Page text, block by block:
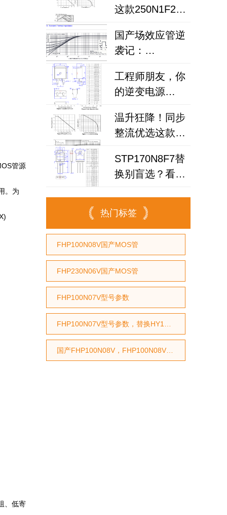
管源
。为
、低寄
这款250N1F2A
师告别英飞凌依
赖
国产场效应管逆
袭记：
攻克车载逆变器
散热难题？
工程师朋友，你
的逆变电源
吗？试试国产
100N08B！
温升狂降！同步
整流优选这款场
管工厂
200N6F3A可替
STP170N8F7替
换别盲选？看懂
心用国产MOS管
替代
热门标签
FHP100N08V国产MOS管
FHP230N06V国产MOS管
FHP100N07V型号参数